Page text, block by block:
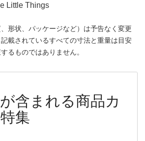
Little Things
形状、パッケージなど）は予告なく変更
載されているすべての寸法と重量は目安
るものではありません。
含まれる商品カ
集